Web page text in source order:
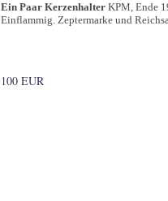
Ein Paar Kerzenhalter KPM, Ende
Einflammig. Zeptermarke und
100 EUR